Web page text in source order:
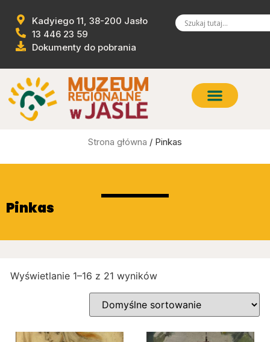
Kadyiego 11, 38-200 Jasło
13 446 23 59
Dokumenty do pobrania
Strona główna / Pinkas
Pinkas
Wyświetlanie 1–16 z 21 wyników